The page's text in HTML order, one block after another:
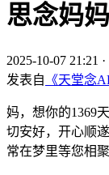
思念妈
2025-10-07 21:21 ·
发表自 《天堂念
妈，想你的1369
切安好，开心顺
常在梦里等您相聚